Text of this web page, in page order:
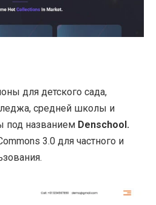
для детского сада,
средней школы и
под названием Denschool.
3.0 для частного и